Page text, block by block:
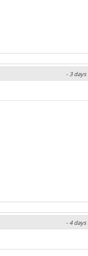
- 3 days
- 4 days